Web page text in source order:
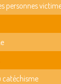
personnes
catéchisme